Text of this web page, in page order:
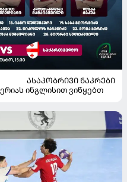
ᲐᲡᲐᲙᲝᲑᲠᲘᲕᲘ ᲜᲐᲙᲠᲔᲑᲘ
ინგლისით ვიწყებთ